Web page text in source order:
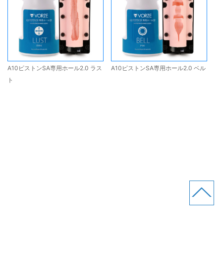
A10ピストンSA専用ホール2.0 ラス
ト
A10ピストンSA専用ホール2.0 ベル